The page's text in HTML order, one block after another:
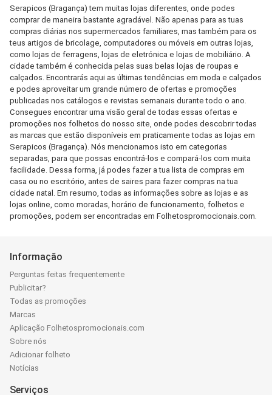
Serapicos (Bragança) tem muitas lojas diferentes, onde podes
comprar de maneira bastante agradável. Não apenas para as tuas
compras diárias nos supermercados familiares, mas também para os
teus artigos de bricolage, computadores ou móveis em outras lojas,
como lojas de ferragens, lojas de eletrónica e lojas de mobiliário. A
cidade também é conhecida pelas suas belas lojas de roupas e
calçados. Encontrarás aqui as últimas tendências em moda e calçados
e podes aproveitar um grande número de ofertas e promoções
publicadas nos catálogos e revistas semanais durante todo o ano.
Consegues encontrar uma visão geral de todas essas ofertas e
promoções nos folhetos do nosso site, onde podes descobrir todas
as marcas que estão disponíveis em praticamente todas as lojas em
Serapicos (Bragança). Nós mencionamos isto em categorias
separadas, para que possas encontrá-los e compará-los com muita
facilidade. Dessa forma, já podes fazer a tua lista de compras em
casa ou no escritório, antes de saires para fazer compras na tua
cidade natal. Em resumo, todas as informações sobre as lojas e as
lojas online, como moradas, horário de funcionamento, folhetos e
promoções, podem ser encontradas em Folhetospromocionais.com.
Informação
Perguntas feitas frequentemente
Publicitar?
Todas as promoções
Marcas
Aplicação Folhetospromocionais.com
Sobre nós
Adicionar folheto
Notícias
Serviços